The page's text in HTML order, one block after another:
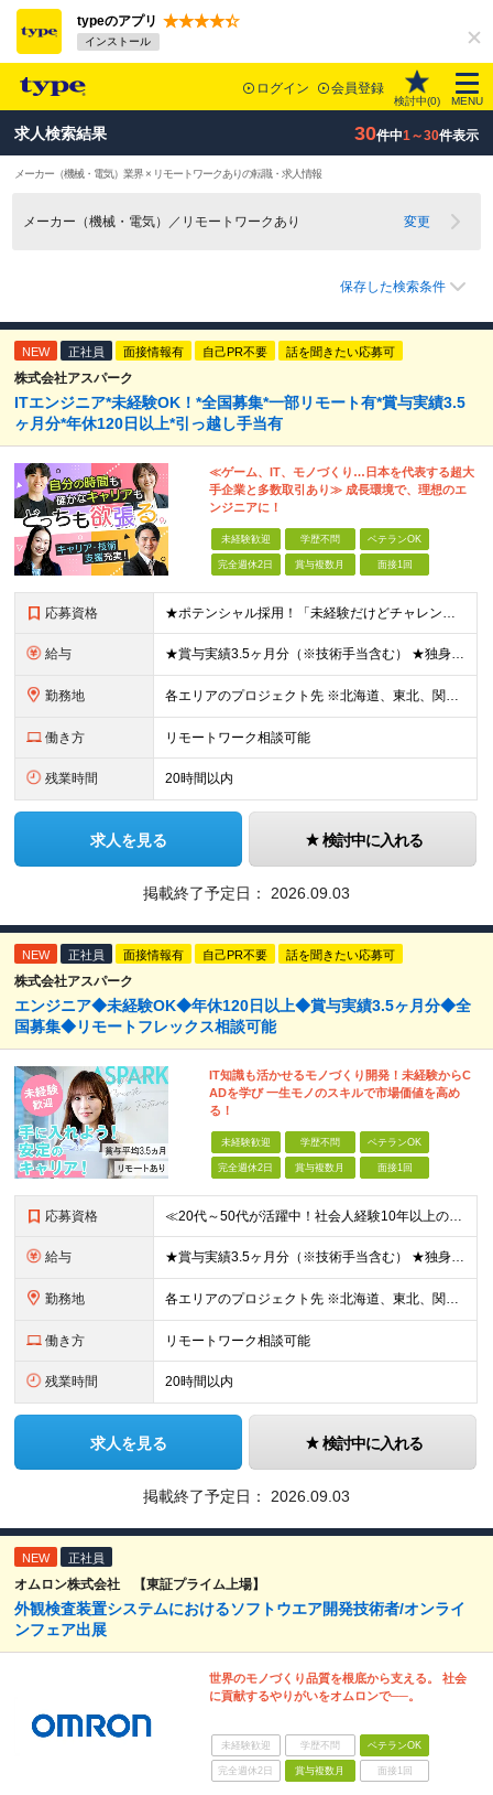
typeのアプリ
インストール
ログイン 会員登録
検討中(0) MENU
求人検索結果 30件中1～30件表示
メーカー（機械・電気）業界 × リモートワークありの転職・求人情報
メーカー（機械・電気）／リモートワークあり 変更
保存した検索条件
NEW 正社員 面接情報有 自己PR不要 話を聞きたい応募可
株式会社アスパーク
ITエンジニア*未経験OK！*全国募集*一部リモート有*賞与実績3.5
ヶ月分*年休120日以上*引っ越し手当有
≪ゲーム、IT、モノづくり…日本を代表する超大
手企業と多数取引あり≫ 成長環境で、理想のエ
ンジニアに！
未経験歓迎 学歴不問 ベテランOK
完全週休2日 賞与複数月 面接1回
応募資格 ★ポテンシャル採用！「未経験だけどチャレンジしたい」方は歓迎！ ◆学歴不問 ◆未経験・第二新卒歓迎 ◆ブランクOK ★何らかの開発・設計の経験をお持ちの方は優遇します！ 【特別な知識・スキルは必要
給与 ★賞与実績3.5ヶ月分（※技術手当含む） ★独身寮│寮費手当│引っ越し手当あり ★月給26万円も可能！ 【実務経験者】※前職の給与、経験、スキルをもとに決定 ・月給21万円～60万円＋時間外手当全
勤務地 各エリアのプロジェクト先 ※北海道、東北、関東、北信越、東海、関西、四国、中国、九州の各エリアから希望勤務地をお聞かせください。 ※転勤を伴わない エリア限定採用枠あり。U・Iターンも歓迎です！ ※プ
働き方 リモートワーク相談可能
残業時間 20時間以内
求人を見る 検討中に入れる
掲載終了予定日： 2026.09.03
NEW 正社員 面接情報有 自己PR不要 話を聞きたい応募可
株式会社アスパーク
エンジニア◆未経験OK◆年休120日以上◆賞与実績3.5ヶ月分◆全
国募集◆リモートフレックス相談可能
IT知識も活かせるモノづくり開発！未経験からC
ADを学び 一生モノのスキルで市場価値を高め
る！
未経験歓迎 学歴不問 ベテランOK
完全週休2日 賞与複数月 面接1回
応募資格 ≪20代～50代が活躍中！社会人経験10年以上の方も歓迎≫ ◆学歴不問 ◆未経験・ブランクOK ≫モノづくりに関する何らかの経験をお持ちの方は優遇します！ ～こんな方が活躍できます！～ ◎専門的な
給与 ★賞与実績3.5ヶ月分（※技術手当含む） ★独身寮│寮費手当│引っ越し手当あり ★月給26万円も可能！ 【実務経験者】※前職の給与、経験、スキルをもとに決定 ・月給21万円～60万円＋時間外手当全
勤務地 各エリアのプロジェクト先 ※北海道、東北、関東、北信越、東海、関西、四国、中国、九州の各エリアから希望勤務地をお聞かせください。 ※転勤を伴わない エリア限定採用枠あり。U・Iターンも歓迎です！ ※プ
働き方 リモートワーク相談可能
残業時間 20時間以内
求人を見る 検討中に入れる
掲載終了予定日： 2026.09.03
NEW 正社員
オムロン株式会社 【東証プライム上場】
外観検査装置システムにおけるソフトウエア開発技術者/オンライ
ンフェア出展
世界のモノづくり品質を根底から支える。 社会
に貢献するやりがいをオムロンで──。
未経験歓迎 学歴不問 ベテランOK
完全週休2日 賞与複数月 面接1回